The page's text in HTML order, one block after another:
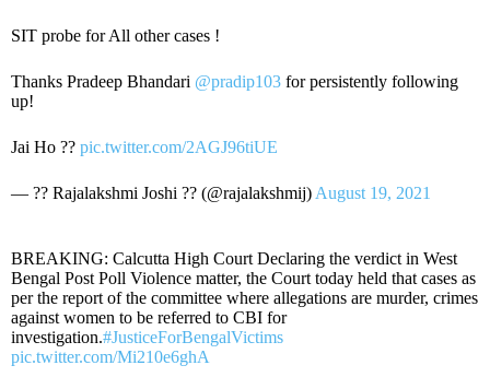
SIT probe for All other cases !
Thanks Pradeep Bhandari @pradip103 for persistently following
up!
Jai Ho ?? pic.twitter.com/2AGJ96tiUE
— ?? Rajalakshmi Joshi ?? (@rajalakshmij) August 19, 2021
BREAKING: Calcutta High Court Declaring the verdict in West
Bengal Post Poll Violence matter, the Court today held that cases as
per the report of the committee where allegations are murder, crimes
against women to be referred to CBI for
investigation.#JusticeForBengalVictims
pic.twitter.com/Mi210e6ghA